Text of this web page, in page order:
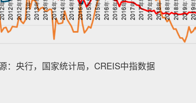
：央行，国家统计局，CREIS中指数据